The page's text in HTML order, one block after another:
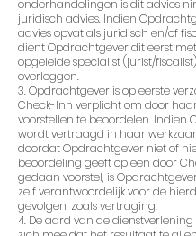
onderhandelingen is dit advies
juridisch advies. Indien
advies opvat als juridisch en/of
dient Opdrachtgever dit eerst
opgeleide specialist (jurist/
overleggen.
3. Opdrachtgever is op eerste
Check-Inn verplicht om door
voorstellen te beoordelen. Indien
wordt vertraagd in haar
doordat Opdrachtgever niet of
beoordeling geeft op een door
gedaan voorstel, is
zelf verantwoordelijk voor de
gevolgen, zoals vertraging.
4. De aard van de